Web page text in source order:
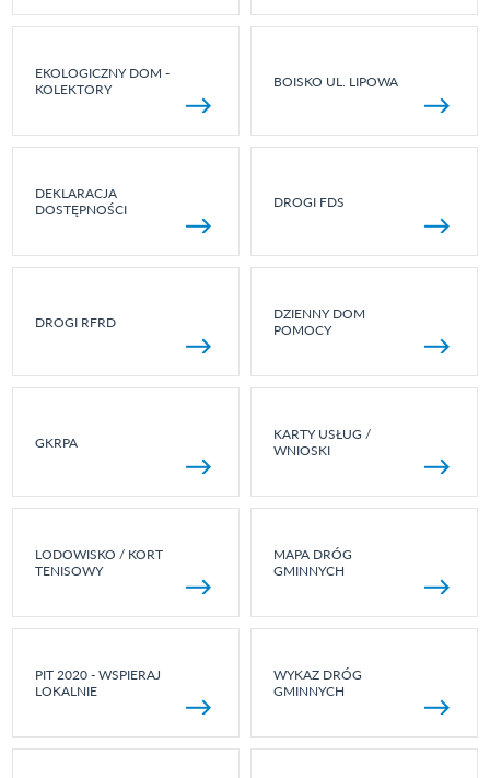
EKOLOGICZNY DOM -
KOLEKTORY
BOISKO UL. LIPOWA
DEKLARACJA
DOSTĘPNOŚCI
DROGI FDS
DROGI RFRD
DZIENNY DOM
POMOCY
GKRPA
KARTY USŁUG /
WNIOSKI
LODOWISKO / KORT
TENISOWY
MAPA DRÓG
GMINNYCH
PIT 2020 - WSPIERAJ
LOKALNIE
WYKAZ DRÓG
GMINNYCH